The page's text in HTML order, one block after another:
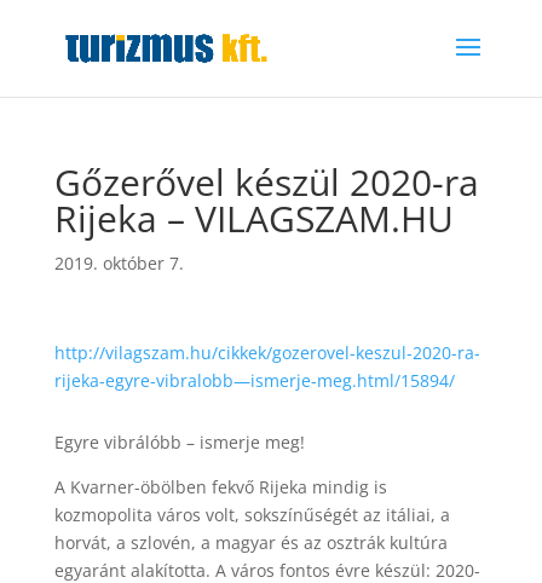
Gőzerővel készül 2020-ra
Rijeka – VILAGSZAM.HU
2019. október 7.
http://vilagszam.hu/cikkek/gozerovel-keszul-2020-ra-
rijeka-egyre-vibralobb—ismerje-meg.html/15894/
Egyre vibrálóbb – ismerje meg!
A Kvarner-öbölben fekvő Rijeka mindig is
kozmopolita város volt, sokszínűségét az itáliai, a
horvát, a szlovén, a magyar és az osztrák kultúra
egyaránt alakította. A város fontos évre készül: 2020-